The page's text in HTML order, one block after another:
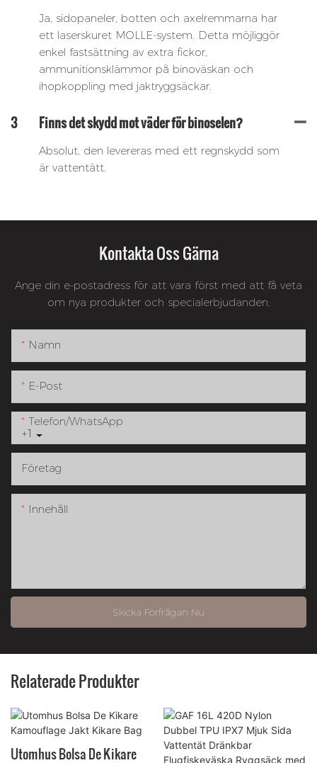
Ja, sidopaneler, botten och axelremmarna har
ett laserskuret MOLLE-system. Detta möjliggör
enkel fastsättning av extra fickor,
ammunitionsklämmor på binoväskan och
ihopkoppling med jaktryggsäckar.
3 Finns det skydd mot väder för binoselen?
Absolut, den levereras med ett regnskydd som
är vattentätt.
Kontakta Oss Gärna
Ange din e-postadress för att vara först med att få veta
om nya produkter och specialerbjudanden.
Namn
E-Post
+1
Telefon/whatsApp
Företag
Innehåll
Skicka Förfrågan Nu
Relaterade Produkter
Utomhus Bolsa De Kikare